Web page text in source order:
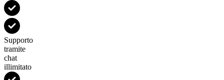
Supporto
tramite
chat
illimitato